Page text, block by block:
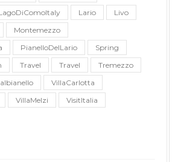
Lario
Livo
Montemezzo
PianelloDelLario
Spring
Travel Travel
Tremezzo
VillaCarlotta
VillaMelzi
VisitItalia